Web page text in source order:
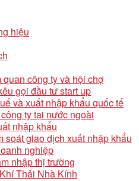
hiệu
công ty và hội chợ
gọi đầu tư start up
và xuất nhập khẩu quốc tế
ty tại nước ngoài
nhập khẩu
soát giao dịch xuất nhập khẩu
nghiệp
nhập thị trường
Thải Nhà Kính